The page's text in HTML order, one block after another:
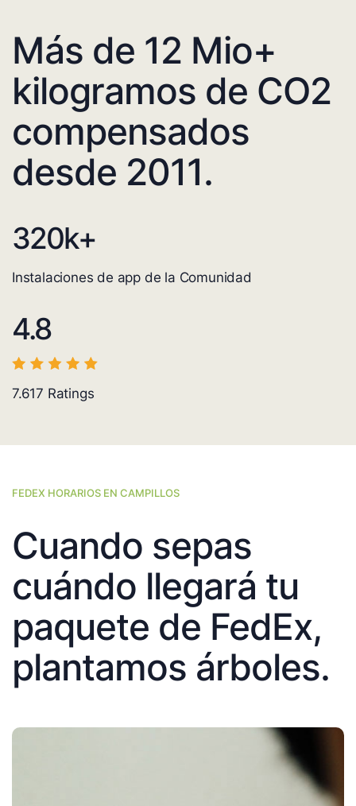
Más de 12 Mio+
kilogramos de CO2
compensados
desde 2011.
320k+
Instalaciones de app de la Comunidad
4.8
7.617 Ratings
FEDEX HORARIOS EN CAMPILLOS
Cuando sepas
cuándo llegará tu
paquete de FedEx,
plantamos árboles.